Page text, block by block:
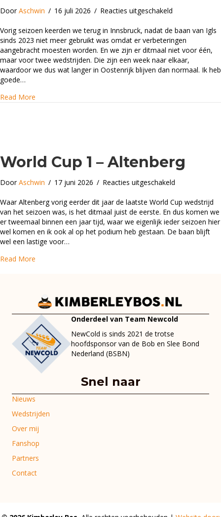
DoorAschwin / 16 juli 2026 / Reacties uitgeschakeld
Cup
2
–
Innsbruck
Vorig seizoen keerden we terug in Innsbruck, nadat de baan van Igls
sinds 2023 niet meer gebruikt was omdat er verbeteringen
aangebracht moesten worden. En we zijn er ditmaal niet voor één,
maar voor twee wedstrijden. Die zijn een week naar elkaar,
waardoor we dus wat langer in Oostenrijk blijven dan normaal. Ik heb
goede…
Read More
World Cup 1 – Altenberg
DoorAschwin / 17 juni 2026 / Reacties uitgeschakeld
Cup
1
–
Altenberg
Waar Altenberg vorig eerder dit jaar de laatste World Cup wedstrijd
van het seizoen was, is het ditmaal juist de eerste. En dus komen we
er tweemaal binnen een jaar tijd, waar we eigenlijk ieder seizoen hier
wel komen en ik ook al op het podium heb gestaan. De baan blijft
wel een lastige voor…
Read More
Onderdeel van Team Newcold
NewCold is sinds 2021 de trotse
hoofdsponsor van de Bob en Slee Bond
Nederland (BSBN)
Snel naar
Nieuws
Wedstrijden
Over mij
Fanshop
Partners
Contact